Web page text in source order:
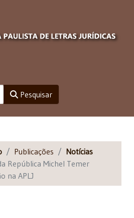
Pesquisar
Publicações
Notícias
República Michel Temer
na APLJ